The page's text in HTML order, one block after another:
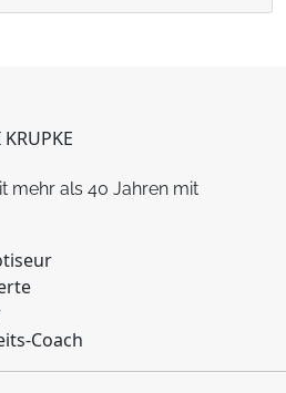
mehr als 40 Jahren mit
Coach